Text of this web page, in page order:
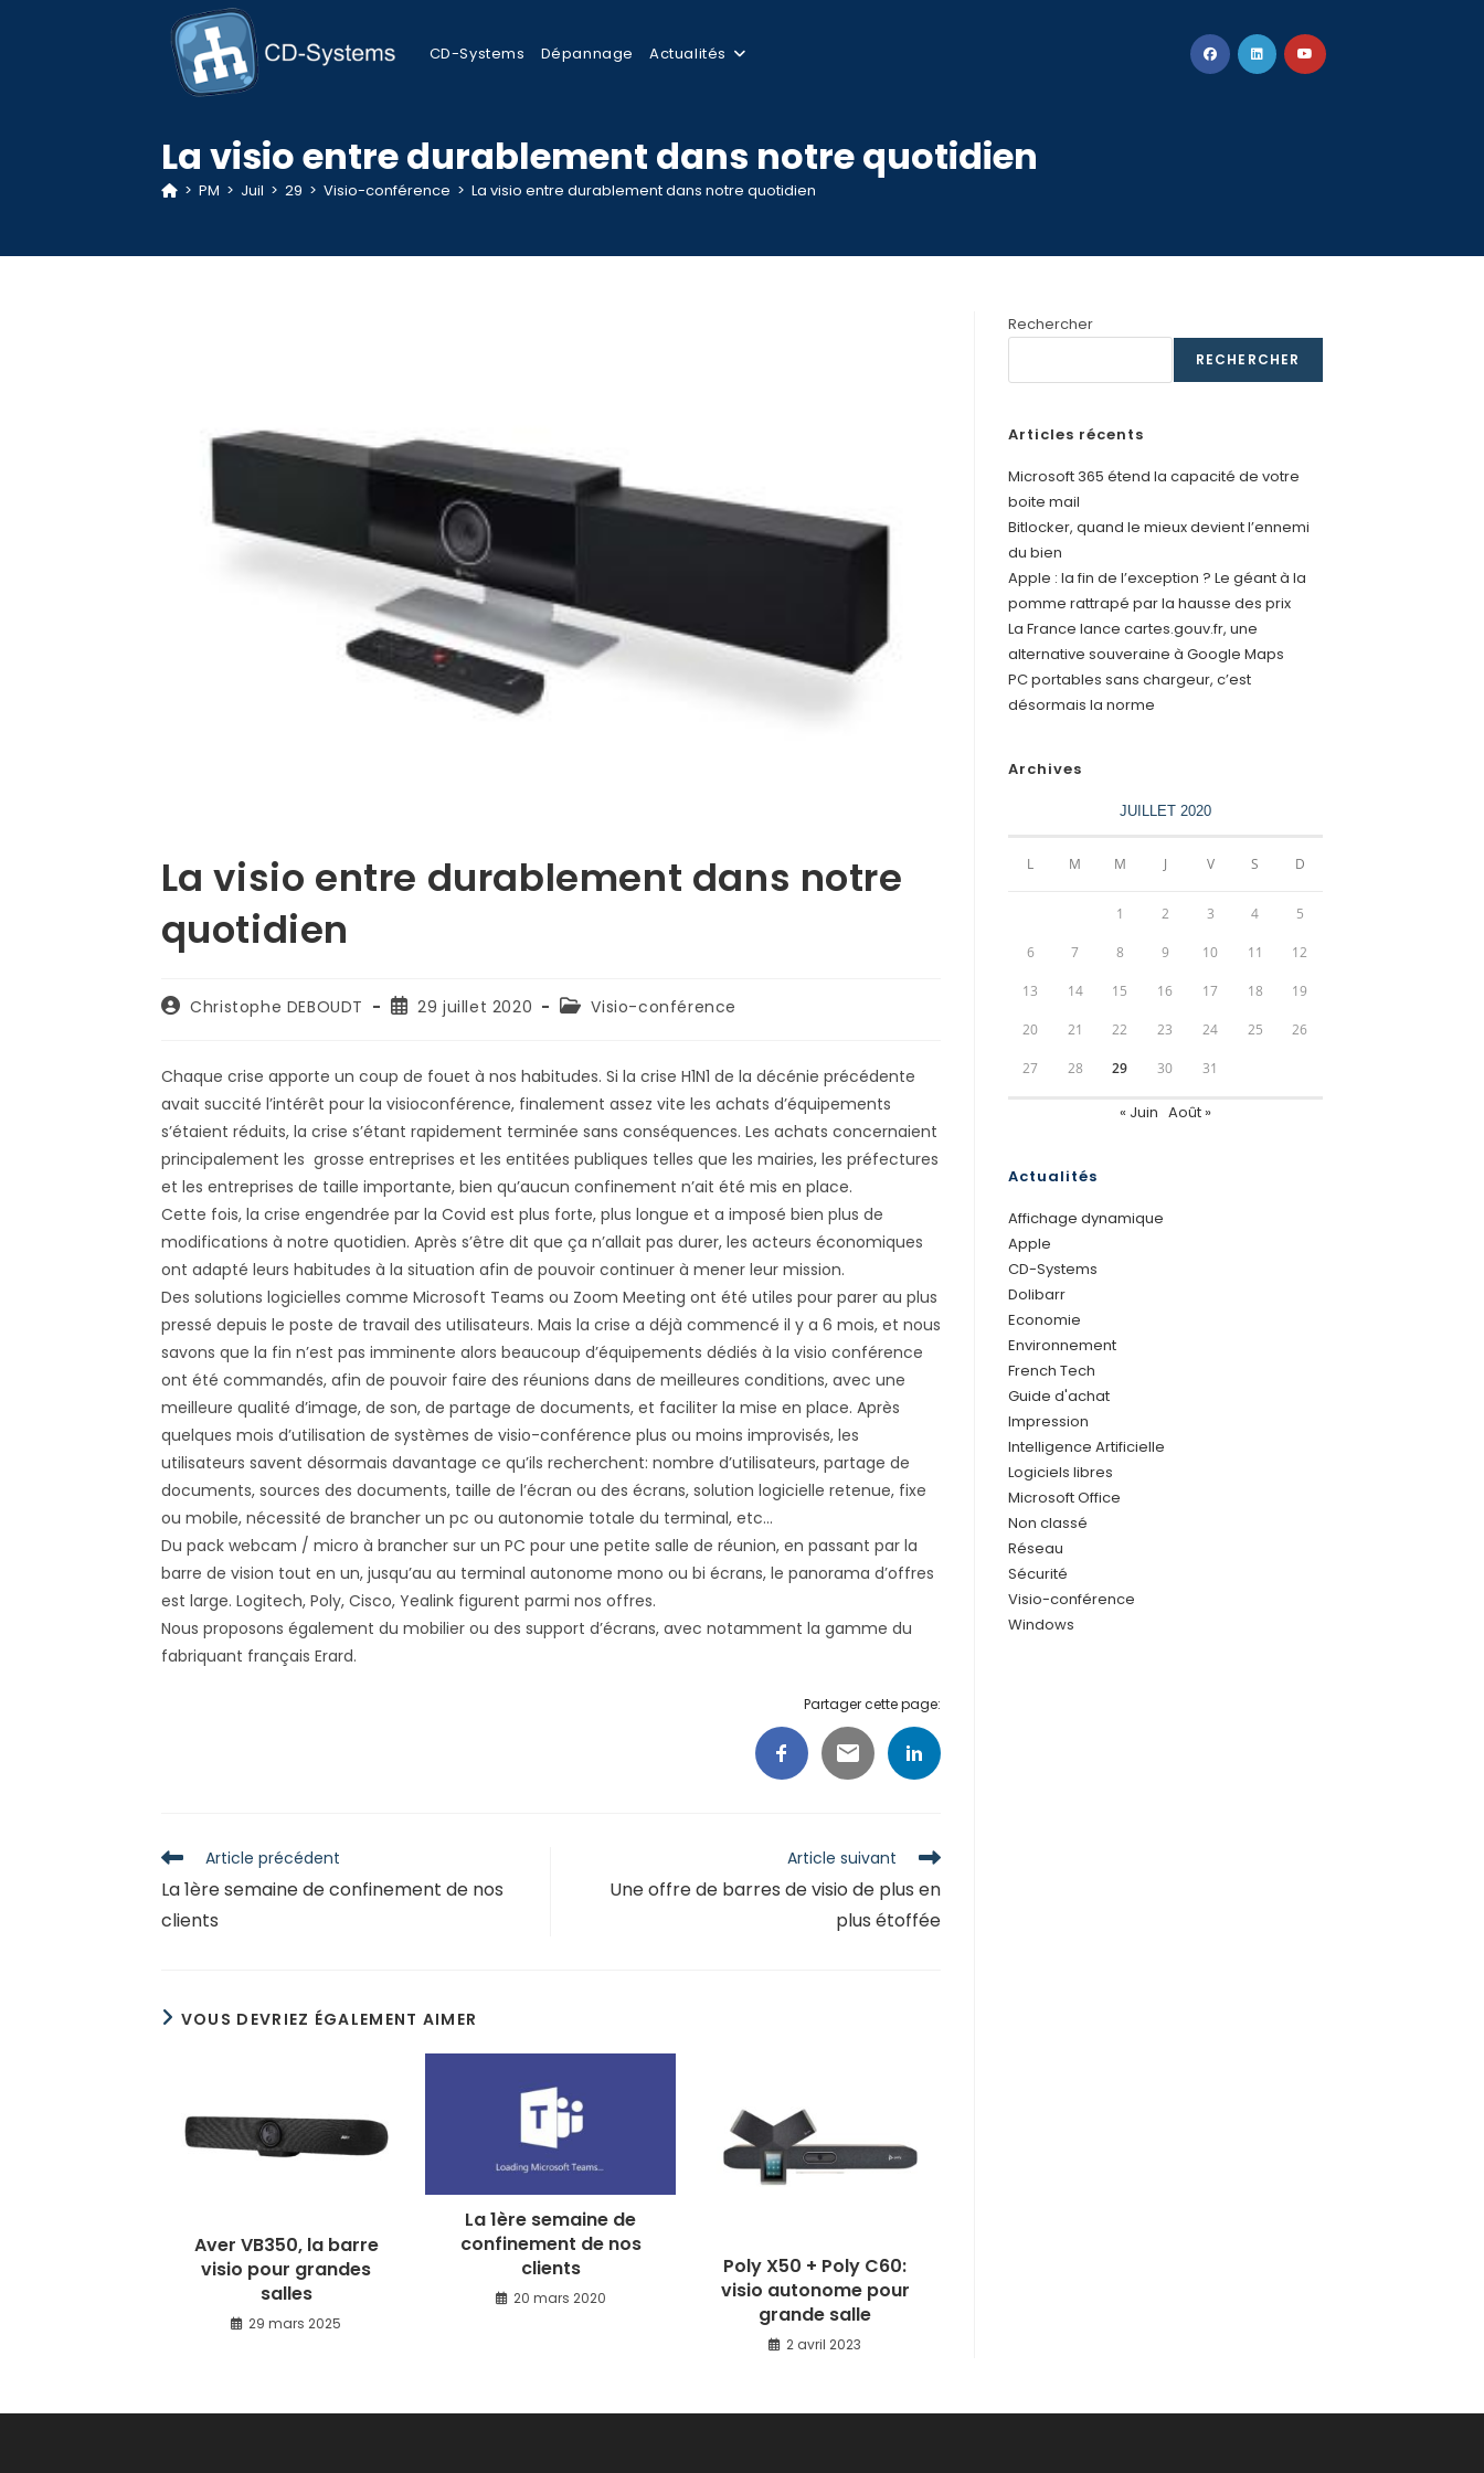
CD-Systems Dépannage Actualités
La visio entre durablement dans notre quotidien
> PM > Juil > 29 > Visio-conférence > La visio entre durablement dans notre quotidien
La visio entre durablement dans notre
quotidien
Auteur/autrice
publication :
Christophe DEBOUDT
Publication
29 juillet 2020
PostVisio-conférence
Chaque crise apporte un coup de fouet à nos habitudes. Si la crise H1N1 de la décénie précédente
avait succité l’intérêt pour la visioconférence, finalement assez vite les achats d’équipements
s’étaient réduits, la crise s’étant rapidement terminée sans conséquences. Les achats concernaient
principalement les grosse entreprises et les entitées publiques telles que les mairies, les préfectures
et les entreprises de taille importante, bien qu’aucun confinement n’ait été mis en place.
Cette fois, la crise engendrée par la Covid est plus forte, plus longue et a imposé bien plus de
modifications à notre quotidien. Après s’être dit que ça n’allait pas durer, les acteurs économiques
ont adapté leurs habitudes à la situation afin de pouvoir continuer à mener leur mission.
Des solutions logicielles comme Microsoft Teams ou Zoom Meeting ont été utiles pour parer au plus
pressé depuis le poste de travail des utilisateurs. Mais la crise a déjà commencé il y a 6 mois, et nous
savons que la fin n’est pas imminente alors beaucoup d’équipements dédiés à la visio conférence
ont été commandés, afin de pouvoir faire des réunions dans de meilleures conditions, avec une
meilleure qualité d’image, de son, de partage de documents, et faciliter la mise en place. Après
quelques mois d’utilisation de systèmes de visio-conférence plus ou moins improvisés, les
utilisateurs savent désormais davantage ce qu’ils recherchent: nombre d’utilisateurs, partage de
documents, sources des documents, taille de l’écran ou des écrans, solution logicielle retenue, fixe
ou mobile, nécessité de brancher un pc ou autonomie totale du terminal, etc…
Du pack webcam / micro à brancher sur un PC pour une petite salle de réunion, en passant par la
barre de vision tout en un, jusqu’au au terminal autonome mono ou bi écrans, le panorama d’offres
est large. Logitech, Poly, Cisco, Yealink figurent parmi nos offres.
Nous proposons également du mobilier ou des support d’écrans, avec notamment la gamme du
fabriquant français Erard.
Partager cette page:
Read
more
articles
Article précédent
La 1ère semaine de confinement de nos
clients
Article suivant
Une offre de barres de visio de plus en
plus étoffée
VOUS DEVRIEZ ÉGALEMENT AIMER
Aver VB350, la barre
visio pour grandes
salles
29 mars 2025
La 1ère semaine de
confinement de nos
clients
20 mars 2020
Poly X50 + Poly C60:
visio autonome pour
grande salle
2 avril 2023
Rechercher
RECHERCHER
Articles récents
Microsoft 365 étend la capacité de votre
boite mail
Bitlocker, quand le mieux devient l’ennemi
du bien
Apple : la fin de l’exception ? Le géant à la
pomme rattrapé par la hausse des prix
La France lance cartes.gouv.fr, une
alternative souveraine à Google Maps
PC portables sans chargeur, c’est
désormais la norme
Archives
JUILLET 2020
L M M J V S D
1 2 3 4 5
6 7 8 9 10 11 12
13 14 15 16 17 18 19
20 21 22 23 24 25 26
27 28 29 30 31
« Juin Août »
Actualités
Affichage dynamique
Apple
CD-Systems
Dolibarr
Economie
Environnement
French Tech
Guide d'achat
Impression
Intelligence Artificielle
Logiciels libres
Microsoft Office
Non classé
Réseau
Sécurité
Visio-conférence
Windows